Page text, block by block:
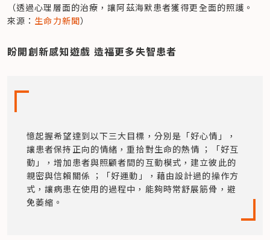
（透過心理層面的治療，讓阿茲海默患者獲得更全面的照護。
來源： 生命力新聞）
盼開創新感知遊戲 造福更多失智患者
憶起握希望達到以下三大目標，分別是「好心情」，
讓患者保持正向的情緒，重拾對生命的熱情 ；「好互
動」，增加患者與照顧者間的互動模式，建立彼此的
親密與信賴關係 ；「好運動」，藉由設計過的操作方
式，讓病患在使用的過程中，能夠時常舒展筋骨，避
免萎縮。